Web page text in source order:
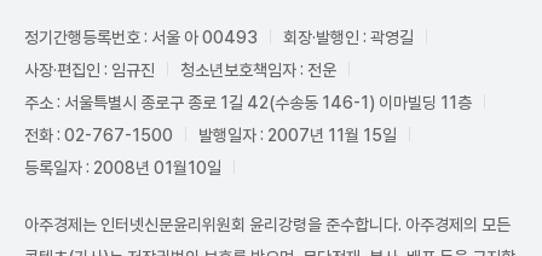
정기간행등록번호 : 서울 아 00493
회장·발행인 : 곽영길
사장·편집인 : 임규진
청소년보호책임자 : 전운
주소 : 서울특별시 종로구 종로 1길 42(수송동 146-1) 이마빌딩 11층
전화 : 02-767-1500
발행일자 : 2007년 11월 15일
등록일자 : 2008년 01월10일
아주경제는 인터넷신문윤리위원회 윤리강령을 준수합니다. 아주경제의 모든